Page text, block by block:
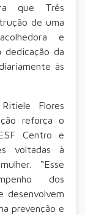
que Três
de uma
e
da
às
Flores
reforça o
Centro e
voltadas à
“Esse
dos
desenvolvem
prevenção e